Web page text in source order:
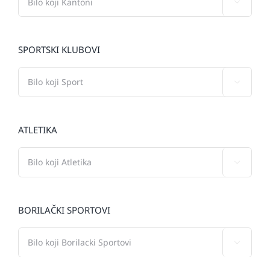
SPORTSKI KLUBOVI
ATLETIKA
BORILAČKI SPORTOVI